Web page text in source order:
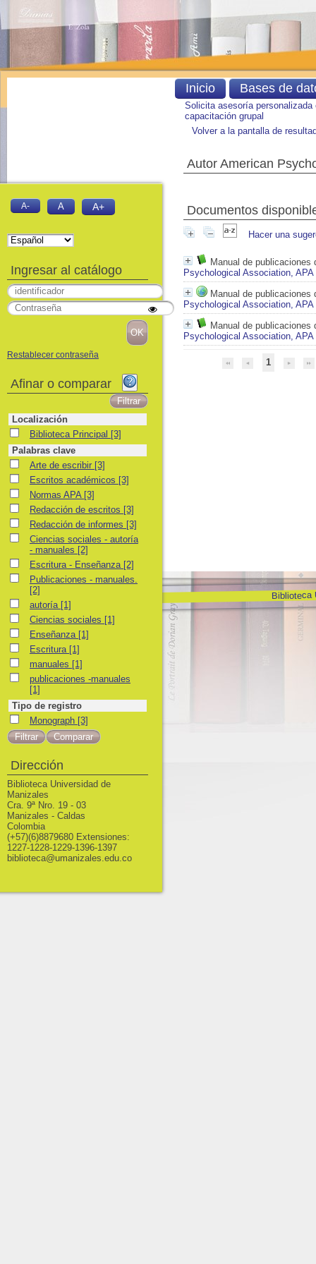
Solicita asesoría personalizada
capacitación grupal
Volver a la pantalla de
Autor American
Documentos
Hacer una
Manual de
Psychological Association, APA
Manual de
Psychological Association, APA
Manual de
Psychological Association, APA
1
Biblioteca
Inicio Bases de
A- A A+
Ingresar al catálogo
Restablecer contraseña
Afinar o comparar
Localización
Biblioteca Principal
Biblioteca Principal [3]
Palabras clave
Arte de escribir
Arte de escribir [3]
Escritos académicos
Escritos académicos [3]
Normas APA
Normas APA [3]
Redacción de escritos
Redacción de escritos [3]
Redacción de informes
Redacción de informes [3]
Ciencias sociales - autoría - manuales
Ciencias sociales - autoría
- manuales [2]
Escritura - Enseñanza
Escritura - Enseñanza [2]
Publicaciones - manuales.
Publicaciones - manuales.
[2]
autoríaautoría [1]
Ciencias sociales
Ciencias sociales [1]
Enseñanza
Enseñanza [1]
EscrituraEscritura [1]
manualesmanuales [1]
publicaciones -manuales
publicaciones -manuales
[1]
Tipo de registro
Monograph
Monograph [3]
Dirección
Biblioteca Universidad de
Manizales
Cra. 9ª Nro. 19 - 03
Manizales - Caldas
Colombia
(+57)(6)8879680 Extensiones:
1227-1228-1229-1396-1397
biblioteca@umanizales.edu.co